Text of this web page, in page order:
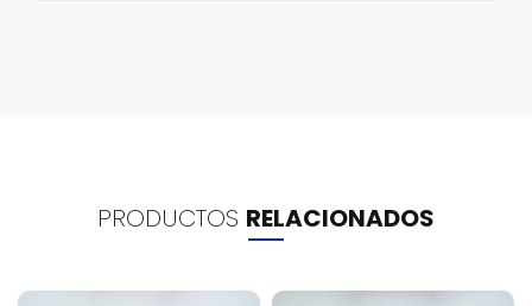
PRODUCTOS RELACIONADOS